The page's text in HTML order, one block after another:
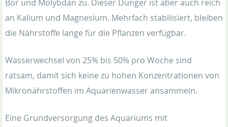
Bor und Molybdän zu. Dieser Dünger ist aber auch reich
an Kalium und Magnesium. Mehrfach stabilisiert, bleiben
die Nährstoffe lange für die Pflanzen verfügbar.
Wasserwechsel von 25% bis 50% pro Woche sind
ratsam, damit sich keine zu hohen Konzentrationen von
Mikronährstoffen im Aquarienwasser ansammeln.
Eine Grundversorgung des Aquariums mit